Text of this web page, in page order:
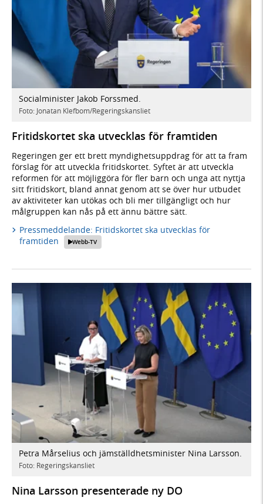
Socialminister Jakob Forssmed.
Foto: Jonatan Klefbom/Regeringskansliet
Fritidskortet ska utvecklas för framtiden
Regeringen ger ett brett myndighetsuppdrag för att ta fram
förslag för att utveckla fritidskortet. Syftet är att utveckla
reformen för att möjliggöra för fler barn och unga att nyttja
sitt fritidskort, bland annat genom att se över hur utbudet
av aktiviteter kan utökas och bli mer tillgängligt och hur
målgruppen kan nås på ett ännu bättre sätt.
Pressmeddelande: Fritidskortet ska utvecklas för
framtiden
Webb-TV
Petra Mårselius och jämställdhetsminister Nina Larsson.
Foto: Regeringskansliet
Nina Larsson presenterade ny DO